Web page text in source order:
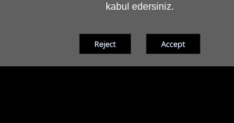
kabul edersiniz.